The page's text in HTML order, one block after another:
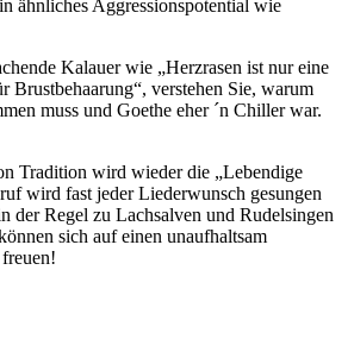
ähnliches Aggressionspotential wie
Kalauer wie „Herzrasen ist nur eine
Brustbehaarung“, verstehen Sie, warum
muss und Goethe eher ´n Chiller war.
Tradition wird wieder die „Lebendige
wird fast jeder Liederwunsch gesungen
der Regel zu Lachsalven und Rudelsingen
sich auf einen unaufhaltsam